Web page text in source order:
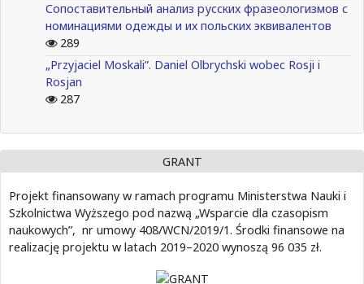
Сопоставительный анализ русских фразеологизмов с
номинациями одежды и их польских эквивалентов
289
„Przyjaciel Moskali”. Daniel Olbrychski wobec Rosji i
Rosjan
287
GRANT
Projekt finansowany w ramach programu Ministerstwa Nauki i
Szkolnictwa Wyższego pod nazwą „Wsparcie dla czasopism
naukowych”, nr umowy 408/WCN/2019/1. Środki finansowe na
realizację projektu w latach 2019–2020 wynoszą 96 035 zł.